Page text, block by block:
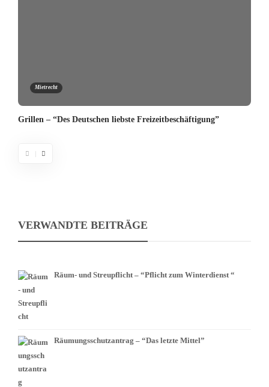
Mietrecht
Grillen – “Des Deutschen liebste Freizeitbeschäftigung”
VERWANDTE BEITRÄGE
Räum- und Streupflicht – “Pflicht zum Winterdienst “
Räumungsschutzantrag – “Das letzte Mittel”